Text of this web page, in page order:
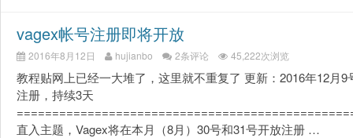
vagex帐号注册即将开放
2016年8月12日 hujianbo 2条评论 45,222次浏览
教程贴网上已经一大堆了，这里就不重复了 更新：2016年12月9
注册，持续3天
直入主题，Vagex将在本月（8月）30号和31号开放注册 …